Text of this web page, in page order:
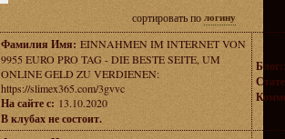
сортировать пологину
Фамилия Имя: EINNAHMEN IM INTERNET VON
9955 EURO PRO TAG - DIE BESTE SEITE, UM
ONLINE GELD ZU VERDIENEN:
https://slimex365.com/3gvvc
На сайте с: 13.10.2020
В клубах не состоит.
Блог::